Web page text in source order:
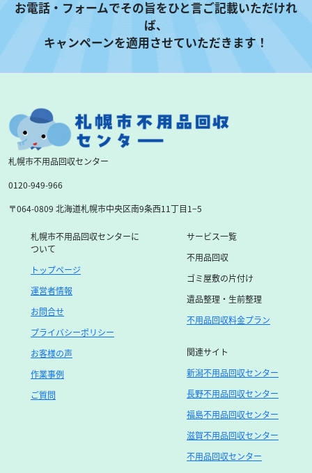
お電話・フォームでその旨をひと言ご記載いただけれ
ば、
キャンペーンを適用させていただきます！
札幌市不用品回収センター
0120-949-966
〒064-0809 北海道札幌市中央区南9条西11丁目1−5
札幌市不用品回収センターに
ついて
トップページ
運営者情報
お問合せ
プライバシーポリシー
お客様の声
作業事例
ご質問
サービス一覧
不用品回収
ゴミ屋敷の片付け
遺品整理・生前整理
不用品回収料金プラン
関連サイト
新潟不用品回収センター
長野不用品回収センター
福島不用品回収センター
滋賀不用品回収センター
不用品回収センター